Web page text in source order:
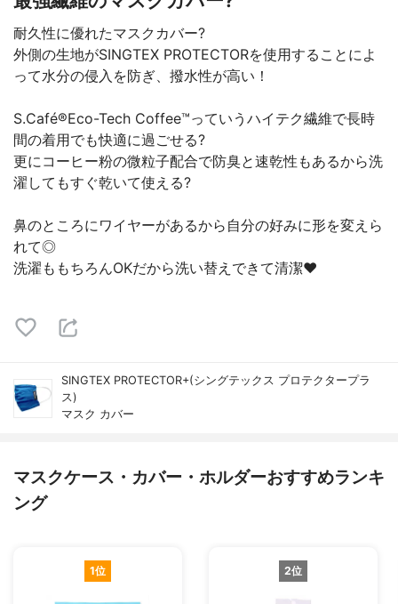
耐久性に優れたマスクカバー?
外側の生地がSINGTEX PROTECTORを使用することによ
って水分の侵入を防ぎ、撥水性が高い！
S.Café®Eco-Tech Coffee™っていうハイテク繊維で長時
間の着用でも快適に過ごせる?
更にコーヒー粉の微粒子配合で防臭と速乾性もあるから洗
濯してもすぐ乾いて使える?
鼻のところにワイヤーがあるから自分の好みに形を変えら
れて◎
洗濯ももちろんOKだから洗い替えできて清潔❤️
SINGTEX PROTECTOR+(シングテックス プロテクタープラ
ス)
マスク カバー
マスクケース・カバー・ホルダーおすすめランキ
ング
1位 2位